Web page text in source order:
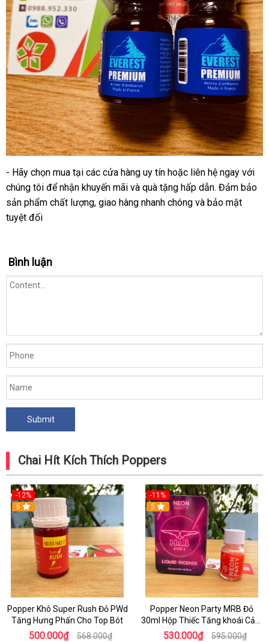
- Hãy chọn mua tại các cửa hàng uy tín hoặc liên hệ ngay với
chúng tôi để nhận khuyến mãi và quà tặng hấp dẫn. Đảm bảo
sản phẩm chất lượng, giao hàng nhanh chóng và bảo mật
tuyệt đối
Bình luận
Chai Hít Kích Thích Poppers
-12%
5
Popper Khô Super Rush Đỏ PWd
Tăng Hưng Phấn Cho Top Bót
500.000₫ 568.000₫
-11%
5
Popper Neon Party MRB Đỏ
30ml Hộp Thiếc Tăng khoái Cảm
Mạnh Cho Top Bot
530.000₫ 595.000₫